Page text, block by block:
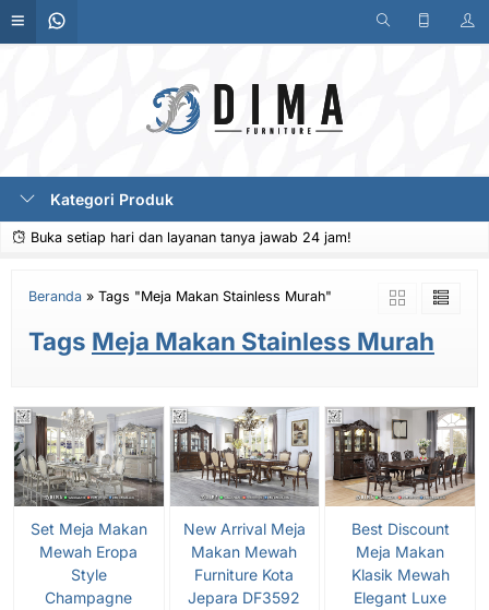
Kategori Produk
Buka setiap hari dan layanan tanya jawab 24 jam!
Beranda » Tags "Meja Makan Stainless Murah"
Tags Meja Makan Stainless Murah
Set Meja Makan
Mewah Eropa
Style
Champagne
New Arrival Meja
Makan Mewah
Furniture Kota
Jepara DF3592
Best Discount
Meja Makan
Klasik Mewah
Elegant Luxe